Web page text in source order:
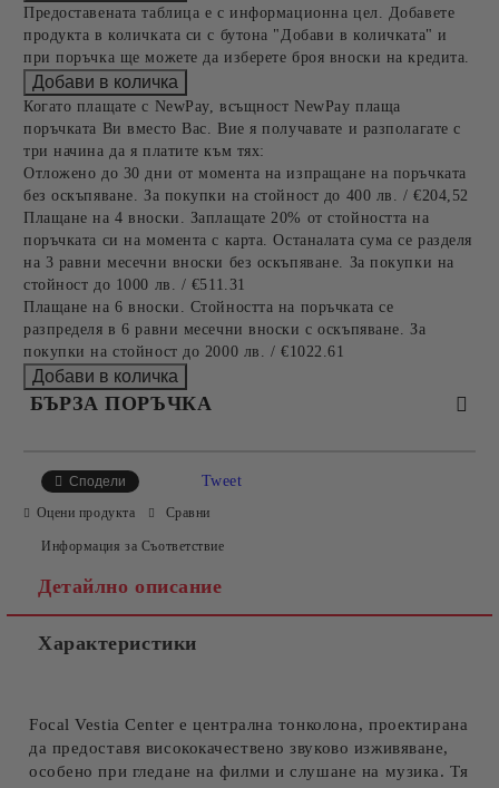
Предоставената таблица е с информационна цел. Добавете
продукта в количката си с бутона "Добави в количката" и
при поръчка ще можете да изберете броя вноски на кредита.
Когато плащате с NewPay, всъщност NewPay плаща
поръчката Ви вместо Вас. Вие я получавате и разполагате с
три начина да я платите към тях:
Отложено до 30 дни от момента на изпращане на поръчката
без оскъпяване. За покупки на стойност до 400 лв. / €204,52
Плащане на 4 вноски. Заплащате 20% от стойността на
поръчката си на момента с карта. Останалата сума се разделя
на 3 равни месечни вноски без оскъпяване. За покупки на
стойност до 1000 лв. / €511.31
Плащане на 6 вноски. Стойността на поръчката се
разпределя в 6 равни месечни вноски с оскъпяване. За
покупки на стойност до 2000 лв. / €1022.61
БЪРЗА ПОРЪЧКА
Съгласен съм с
Ние ще се свържем с вас в рамките на работния ден.
Сподели Tweet
Оцени продукта Сравни
Информация за Съответствие
Детайлно описание
Характеристики
Focal Vestia Center е централна тонколона, проектирана
да предоставя висококачествено звуково изживяване,
особено при гледане на филми и слушане на музика. Тя